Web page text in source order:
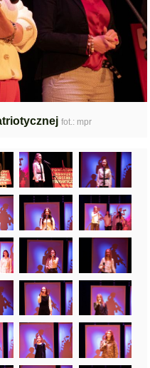
fot.: mpr